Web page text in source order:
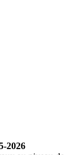
2026